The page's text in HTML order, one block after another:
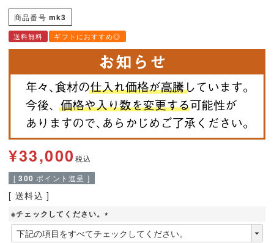
商品番号 mk3
送料無料 ギフトにおすすめ◎
¥33,000 税込
[ 300 ポイント進呈 ]
送料込
※チェックしてください。
(
必